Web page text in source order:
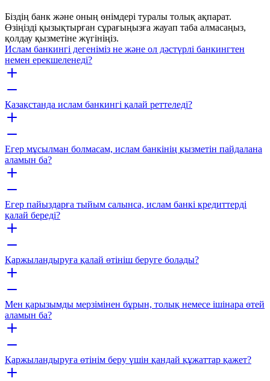
Біздің банк және оның өнімдері туралы толық ақпарат.
Өзіңізді қызықтырған сұрағыңызға жауап таба алмасаңыз,
қолдау қызметіне жүгініңіз.
Ислам банкингі дегеніміз не және ол дәстүрлі банкингтен
немен ерекшеленеді?
Қазақстанда ислам банкингі қалай реттеледі?
Егер мұсылман болмасам, ислам банкінің қызметін пайдалана
аламын ба?
Егер пайыздарға тыйым салынса, ислам банкі кредиттерді
қалай береді?
Қаржыландыруға қалай өтініш беруге болады?
Мен қарызымды мерзімінен бұрын, толық немесе ішінара өтей
аламын ба?
Қаржыландыруға өтінім беру үшін қандай құжаттар қажет?